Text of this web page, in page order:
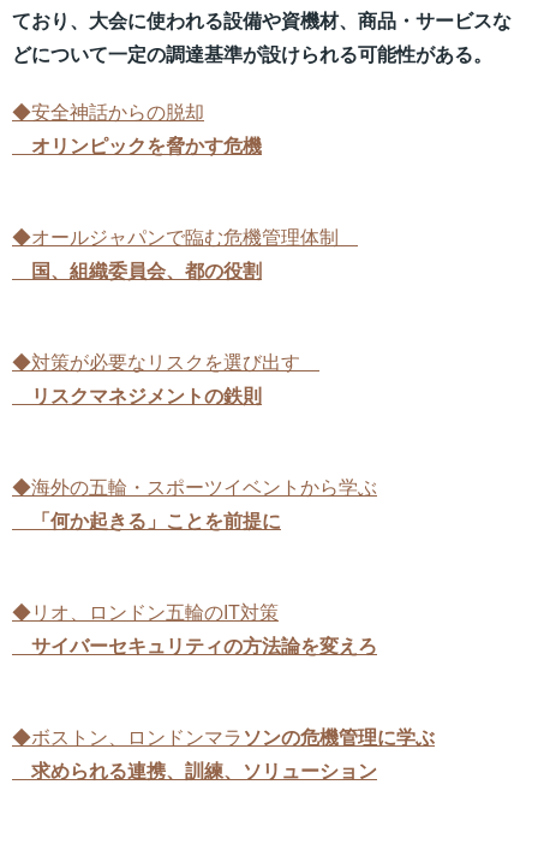
ており、大会に使われる設備や資機材、商品・サービスな
どについて一定の調達基準が設けられる可能性がある。
◆安全神話からの脱却
オリンピックを脅かす危機
◆オールジャパンで臨む危機管理体制
国、組織委員会、都の役割
◆対策が必要なリスクを選び出す
リスクマネジメントの鉄則
◆海外の五輪・スポーツイベントから学ぶ
「何か起きる」ことを前提に
◆リオ、ロンドン五輪のIT対策
サイバーセキュリティの方法論を変えろ
◆ボストン、ロンドンマラ ソンの危機管理に学ぶ
求められる連携、訓練、ソリューション